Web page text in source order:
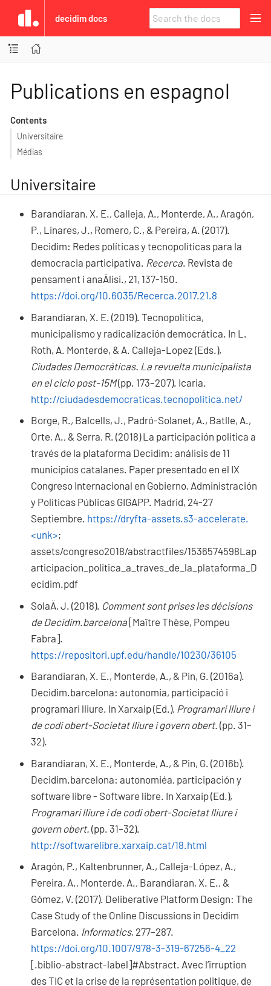
decidim docs
Publications en espagnol
Contents
Universitaire
Médias
Universitaire
Barandiaran, X. E., Calleja, A., Monterde, A., Aragón,
P., Linares, J., Romero, C., & Pereira, A. (2017).
Decidim: Redes políticas y tecnopolíticas para la
democracia participativa. Recerca. Revista de
pensament i anaÄlisi., 21, 137-150.
https://doi.org/10.6035/Recerca.2017.21.8
Barandiaran, X. E. (2019). Tecnopolítica,
municipalismo y radicalización democrática. In L.
Roth, A. Monterde, & A. Calleja-Lopez (Eds.),
Ciudades Democráticas. La revuelta municipalista
en el ciclo post-15M(pp. 173–207). Icaria.
http://ciudadesdemocraticas.tecnopolitica.net/
Borge, R., Balcells, J., Padró-Solanet, A., Batlle, A.,
Orte, A., & Serra, R. (2018) La participación política a
través de la plataforma Decidim: análisis de 11
municipios catalanes. Paper presentado en el IX
Congreso Internacional en Gobierno, Administración
y Políticas Públicas GIGAPP. Madrid, 24-27
Septiembre. https://dryfta-assets.s3-accelerate.
<unk>;
assets/congreso2018/abstractfiles/1536574598Lap
articipacion_politica_a_traves_de_la_plataforma_D
ecidim.pdf
SolaÄ, J. (2018). Comment sont prises les décisions
de Decidim.barcelona[Maître Thèse, Pompeu
Fabra].
https://repositori.upf.edu/handle/10230/36105
Barandiaran, X. E., Monterde, A., & Pin, G. (2016a).
Decidim.barcelona: autonomia, participació i
programari lliure. In Xarxaip (Ed.), Programari lliure i
de codi obert-Societat lliure i govern obert. (pp. 31–
32).
Barandiaran, X. E., Monterde, A., & Pin, G. (2016b).
Decidim.barcelona: autonomiéa, participación y
software libre - Software libre. In Xarxaip (Ed.),
Programari lliure i de codi obert-Societat lliure i
govern obert. (pp. 31–32).
http://softwarelibre.xarxaip.cat/18.html
Aragón, P., Kaltenbrunner, A., Calleja-López, A.,
Pereira, A., Monterde, A., Barandiaran, X. E., &
Gómez, V. (2017). Deliberative Platform Design: The
Case Study of the Online Discussions in Decidim
Barcelona. Informatics, 277–287.
https://doi.org/10.1007/978-3-319-67256-4_22
[.biblio-abstract-label]#Abstract. Avec l’irruption
des TIC et la crise de la représentation politique, de